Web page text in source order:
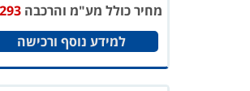
מחיר כולל מע"מ והרכבה
₪293
למידע נוסף ורכישה